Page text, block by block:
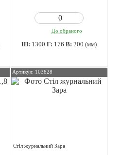
До обраного
Ш: 1300 Г: 176 В:200 (мм)
Артикул: 103828
Стіл журнальний Зара